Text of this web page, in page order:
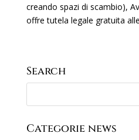
creando spazi di scambio),
offre tutela legale gratuita
Search
Categorie news